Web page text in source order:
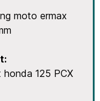
moto ermax
honda 125 PCX